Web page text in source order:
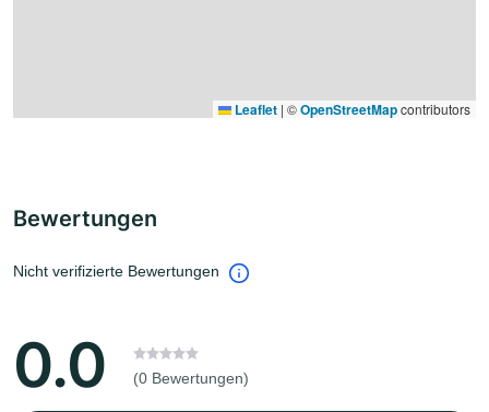
Leaflet | ©OpenStreetMapcontributors
Bewertungen
Nicht verifizierte Bewertungen
0.0 (0 Bewertungen)